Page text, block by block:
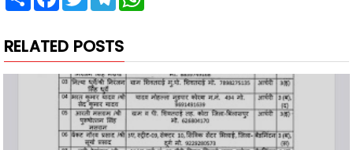
RELATED POSTS